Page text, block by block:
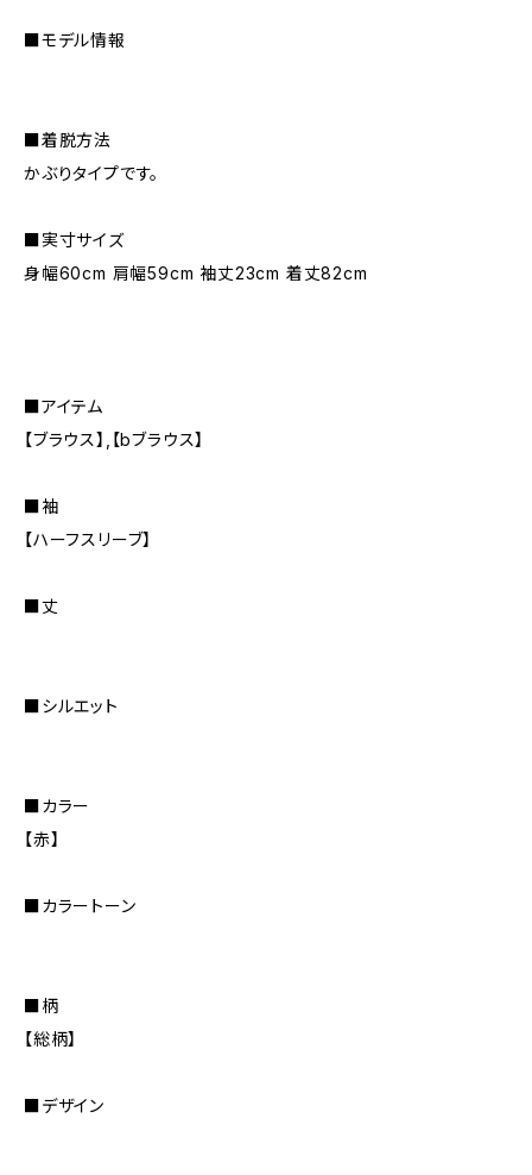
■モデル情報
■着脱方法
かぶりタイプです。
■実寸サイズ
身幅60cm 肩幅59cm 袖丈23cm 着丈82cm
■アイテム
【ブラウス】,【bブラウス】
■袖
【ハーフスリーブ】
■丈
■シルエット
■カラー
【赤】
■カラートーン
■柄
【総柄】
■デザイン